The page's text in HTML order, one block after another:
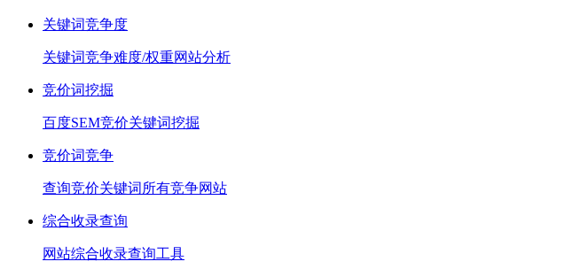
关键词竞争度
关键词竞争难度/权重网站分析
竞价词挖掘
百度SEM竞价关键词挖掘
竞价词竞争
查询竞价关键词所有竞争网站
综合收录查询
网站综合收录查询工具